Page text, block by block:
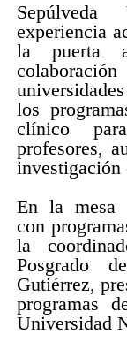
experiencia
la puerta
los
clínico
profesores,
investigación
En la mesa
con
la
Posgrado
Gutiérrez,
programas
Universidad